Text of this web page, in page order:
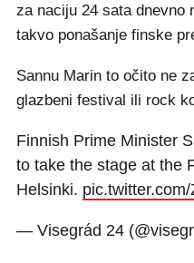
za naciju 24 sata dnevno
takvo ponašanje finske
Sannu Marin to očito ne
glazbeni festival ili rock
Finnish Prime Minister
to take the stage at the
Helsinki.
— Visegrád 24